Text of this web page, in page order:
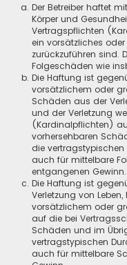
Der Betreiber haftet
Körper und
Vertragspflichten
ein vorsätzliches
zurückzuführen sind.
Folgeschäden wie
Die Haftung ist
vorsätzlichem oder
Schäden aus der
und der Verletzung
(Kardinalpflichten)
vorhersehbaren
die
auch für mittelbare
entgangenen Gewinn.
Die Haftung ist
Verletzung von
vorsätzlichem oder
auf die bei
Schäden und im
vertragstypischen
auch für mittelbare